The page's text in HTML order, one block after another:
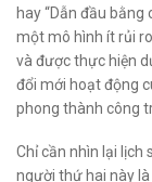
hay “Dẫn đầu bằng
một mô hình ít rủi
và được thực hiện
đổi mới hoạt động
phong thành công
Chỉ cần nhìn lại lịch
người thứ hai này